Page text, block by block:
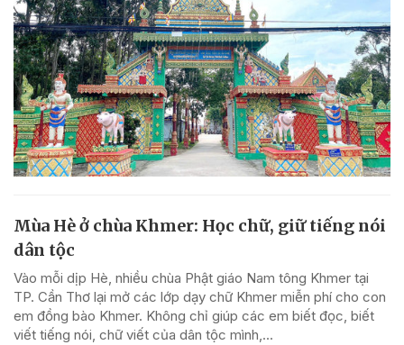
Mùa Hè ở chùa Khmer: Học chữ, giữ tiếng nói
dân tộc
Vào mỗi dịp Hè, nhiều chùa Phật giáo Nam tông Khmer tại
TP. Cần Thơ lại mở các lớp dạy chữ Khmer miễn phí cho con
em đồng bào Khmer. Không chỉ giúp các em biết đọc, biết
viết tiếng nói, chữ viết của dân tộc mình,...